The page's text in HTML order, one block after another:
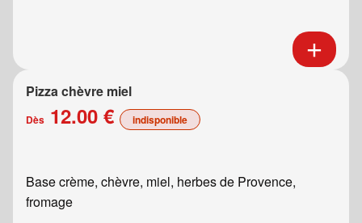
Pizza chèvre miel
Dès 12.00 € indisponible
Base crème, chèvre, miel, herbes de Provence,
fromage